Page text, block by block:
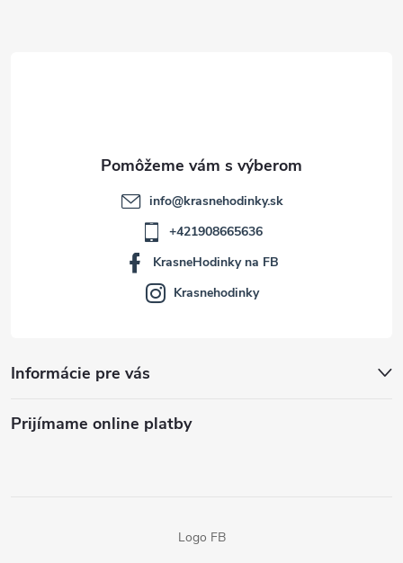
Informácie pre vás
Prijímame online platby
info@krasnehodinky.sk
+421908665636
KrasneHodinky na FB
Krasnehodinky
Logo FB